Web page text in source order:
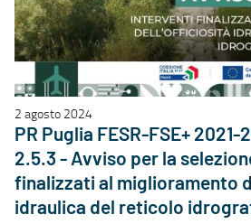
2 agosto 2024
PR Puglia FESR-FSE+
2.5.3 - Avviso per la
finalizzati al miglioramento
idraulica del reticolo